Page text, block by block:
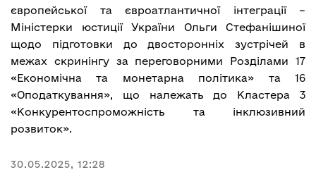
європейської та євроатлантичної інтеграції –
Міністерки юстиції України Ольги Стефанішиної
щодо підготовки до двосторонніх зустрічей в
межах скринінгу за переговорними Розділами 17
«Економічна та монетарна політика» та 16
«Оподаткування», що належать до Кластера 3
«Конкурентоспроможність та інклюзивний
розвиток».
30.05.2025, 12:28